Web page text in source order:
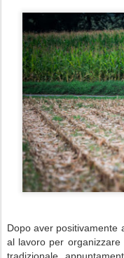
Dopo aver positivamente
al lavoro per organizzare